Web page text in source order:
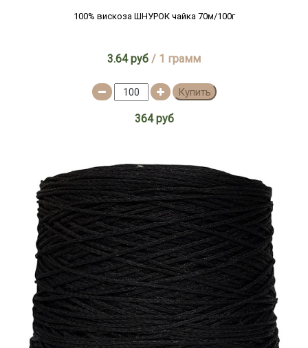
100% вискоза ШНУРОК чайка 70м/100г
3.64 руб / 1 грамм
Купить
364 руб